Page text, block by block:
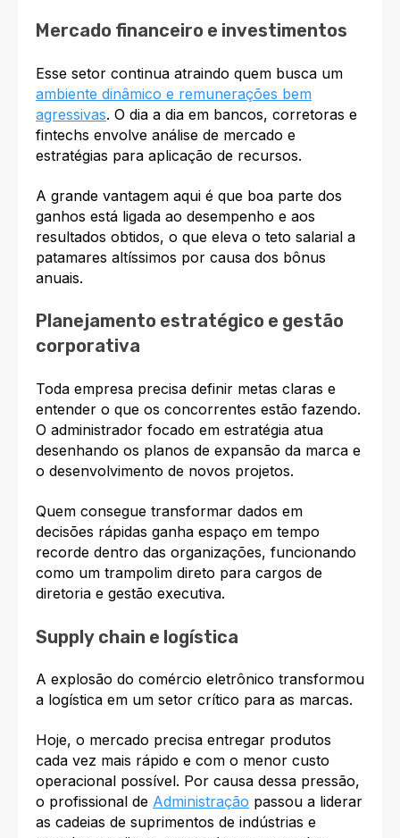
Mercado financeiro e investimentos
Esse setor continua atraindo quem busca um
ambiente dinâmico e remunerações bem
agressivas. O dia a dia em bancos, corretoras e
fintechs envolve análise de mercado e
estratégias para aplicação de recursos.
A grande vantagem aqui é que boa parte dos
ganhos está ligada ao desempenho e aos
resultados obtidos, o que eleva o teto salarial a
patamares altíssimos por causa dos bônus
anuais.
Planejamento estratégico e gestão
corporativa
Toda empresa precisa definir metas claras e
entender o que os concorrentes estão fazendo.
O administrador focado em estratégia atua
desenhando os planos de expansão da marca e
o desenvolvimento de novos projetos.
Quem consegue transformar dados em
decisões rápidas ganha espaço em tempo
recorde dentro das organizações, funcionando
como um trampolim direto para cargos de
diretoria e gestão executiva.
Supply chain e logística
A explosão do comércio eletrônico transformou
a logística em um setor crítico para as marcas.
Hoje, o mercado precisa entregar produtos
cada vez mais rápido e com o menor custo
operacional possível. Por causa dessa pressão,
o profissional de Administração passou a liderar
as cadeias de suprimentos de indústrias e